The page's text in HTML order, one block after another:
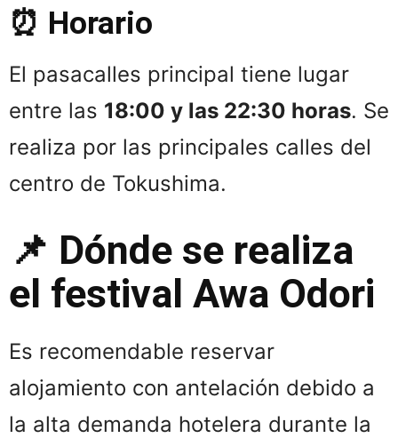
⏰ Horario
El pasacalles principal tiene lugar
entre las 18:00 y las 22:30 horas. Se
realiza por las principales calles del
centro de Tokushima.
📌 Dónde se realiza
el festival Awa Odori
Es recomendable reservar
alojamiento con antelación debido a
la alta demanda hotelera durante la